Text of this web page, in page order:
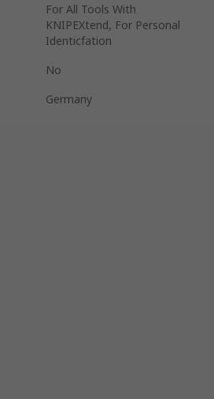
For All Tools With
KNIPEXtend, For Personal
Identicfation
No
Germany